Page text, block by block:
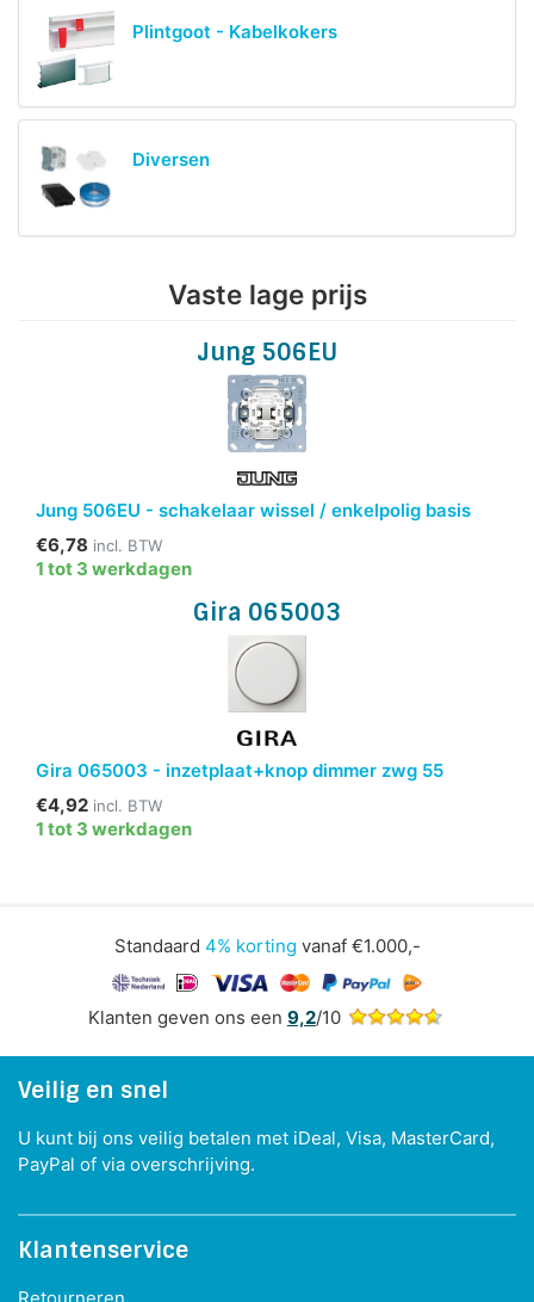
Plintgoot - Kabelkokers
Diversen
Vaste lage prijs
Jung 506EU
Jung 506EU - schakelaar wissel / enkelpolig basis
€6,78 incl. BTW
1 tot 3 werkdagen
Gira 065003
Gira 065003 - inzetplaat+knop dimmer zwg 55
€4,92 incl. BTW
1 tot 3 werkdagen
Standaard 4% korting vanaf €1.000,-
Klanten geven ons een 9,2/10
Veilig en snel
U kunt bij ons veilig betalen met iDeal, Visa, MasterCard,
PayPal of via overschrijving.
Klantenservice